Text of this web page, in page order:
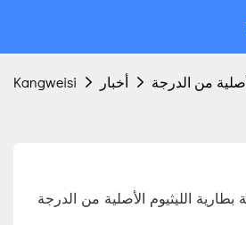
Kangweisi أخبار